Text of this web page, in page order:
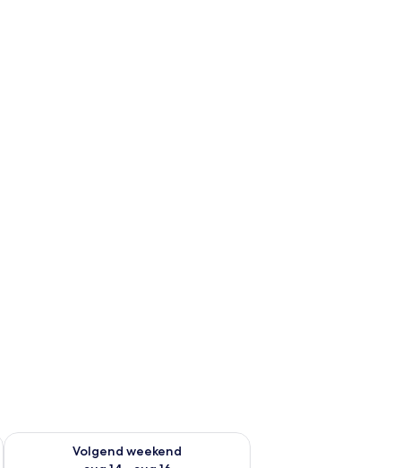
weekend aug 7 - aug 9
Volgend weekend
De beschikbaarheid controleren voor volgend weekend aug